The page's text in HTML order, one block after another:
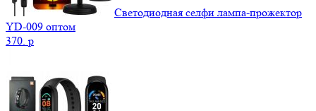
Светодиодная селфи лампа-прожектор
YD-009 оптом
370. p